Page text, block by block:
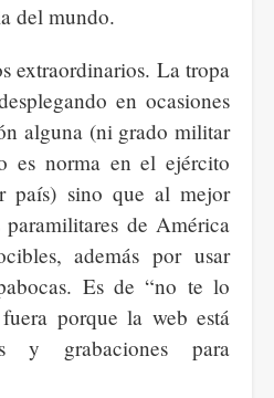
del mundo.
extraordinarios. La tropa
en ocasiones
alguna (ni grado militar
es norma en el ejército
país) sino que al mejor
de América
además por usar
Es de “no te lo
porque la web está
y grabaciones para